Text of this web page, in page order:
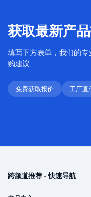
获取最新产
填写下方表单，我们的
购建议
免费获取报价 工厂直
跨频道推荐 - 快速导航